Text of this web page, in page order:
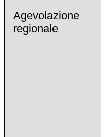
Agevolazione
regionale